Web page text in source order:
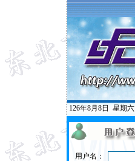
126年8月8日 星期六
用户名：